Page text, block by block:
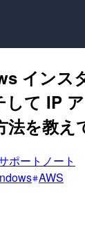
インス
して IP
法を教え
ポートノート
AWS